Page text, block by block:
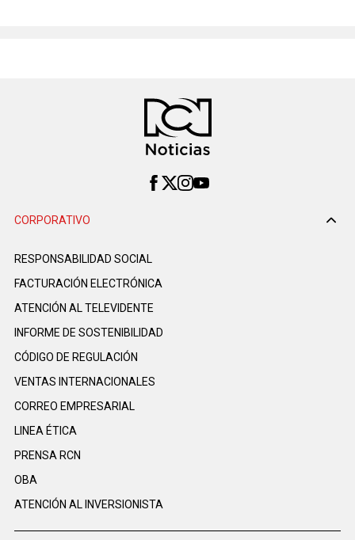
CORPORATIVO
RESPONSABILIDAD SOCIAL
FACTURACIÓN ELECTRÓNICA
ATENCIÓN AL TELEVIDENTE
INFORME DE SOSTENIBILIDAD
CÓDIGO DE REGULACIÓN
VENTAS INTERNACIONALES
CORREO EMPRESARIAL
LINEA ÉTICA
PRENSA RCN
OBA
ATENCIÓN AL INVERSIONISTA